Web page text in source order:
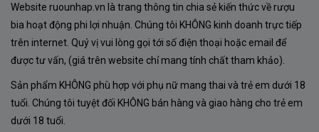
Website ruounhap.vn là trang thông tin chia sẻ kiến thức về rượu
bia hoạt động phi lợi nhuận. Chúng tôi KHÔNG kinh doanh trực tiếp
trên internet. Quý vị vui lòng gọi tới số điện thoại hoặc email để
được tư vấn, (giá trên website chỉ mang tính chất tham khảo).
Sản phẩm KHÔNG phù hợp với phụ nữ mang thai và trẻ em dưới 18
tuổi. Chúng tôi tuyệt đối KHÔNG bán hàng và giao hàng cho trẻ em
dưới 18 tuổi.